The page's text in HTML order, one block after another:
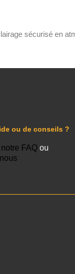
sécurisé en
ou de conseils ?
FAQou